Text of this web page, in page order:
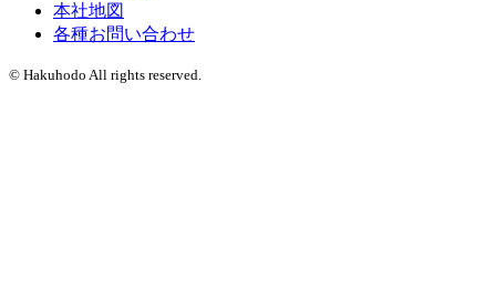
本社地図
各種お問い合わせ
© Hakuhodo All rights reserved.